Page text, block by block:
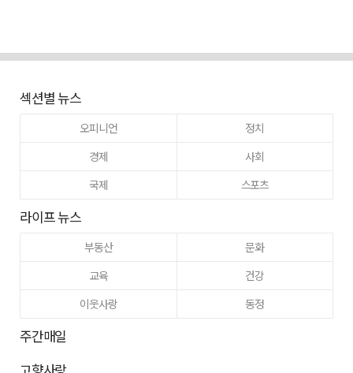
섹션별 뉴스
오피니언
정치
경제
사회
국제
스포츠
라이프 뉴스
부동산
문화
교육
건강
이웃사랑
동정
주간매일